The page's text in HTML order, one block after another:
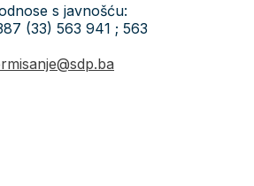
s javnošću:
(33) 563 941 ; 563